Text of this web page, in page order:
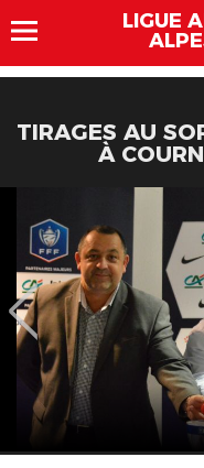
LIGUE
TIRAGES AU
À